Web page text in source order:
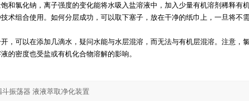
和氯化钠，离子强度的变化能将水吸入盐溶液中，加入少量有机溶剂稀释有
术组合使用。如何分层成功，可以取下塞子，放在干净的纸巾上，一旦将不
可以在添加几滴水，疑问水能与水层混溶，而无法与有机层混溶。注意，
的密度也受盐或有机化合物溶解的影响。